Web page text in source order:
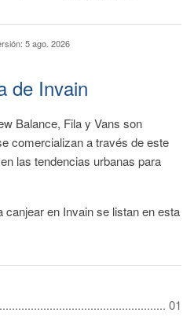
5 ago. 2026
de Invain
Balance, Fila y Vans son
comercializan a través de este
las tendencias urbanas para
en Invain se listan en esta